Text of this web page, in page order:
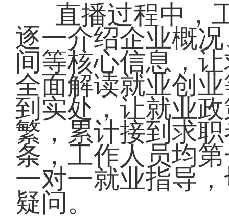
直播过程中，
逐一介绍企业概
间等核心信息，
全面解读就业创
到实处，让就业
繁，累计接到求
条，工作人员均
一对一就业指导
疑问。